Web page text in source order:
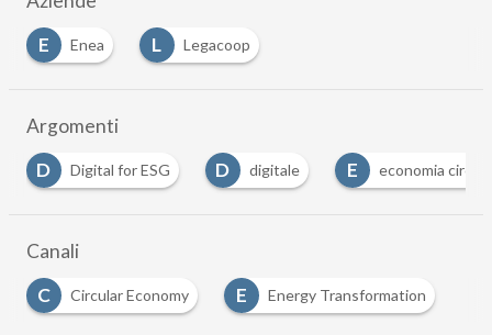
E
Enea L Legacoop
Argomenti
D
Digital for ESG D digitale E economia
Canali
C
Circular Economy E Energy Transformation